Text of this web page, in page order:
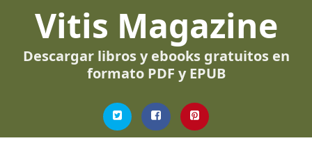
Vitis Magazine
Descargar libros y ebooks gratuitos en
formato PDF y EPUB